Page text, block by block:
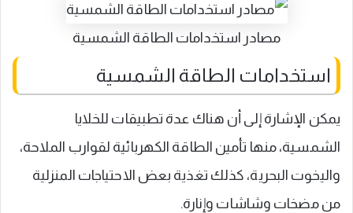
مصادر استخدامات الطاقة الشمسية
استخدامات الطاقة الشمسية
يمكن الإشارة إلى أن هناك عدة تطبيقات للخلايا
الشمسية، منها تأمين الطاقة الكهربائية لقوارب الملاحة،
واليخوت البحرية، كذلك تغذية بعض الاحتياجات المنزلية
من مضخات وشاشات وإنارة.